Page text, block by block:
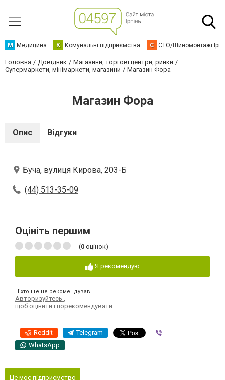
М Медицина К Комунальні підприємства С СТО/Шиномонтажі
Головна Довідник
Магазини, торгові центри, ринки
Супермаркети, мінімаркети, магазини
Магазин Фора
Магазин Фора
Опис Відгуки
Буча, вулиця Кирова, 203-Б
(44) 513-35-09
Оцініть першим
(0 оцінок)
Я рекомендую
Ніхто ще не рекомендував
Авторизуйтесь
щоб оцінити і порекомендувати
Reddit Telegram
WhatsApp
Це моє підприємство